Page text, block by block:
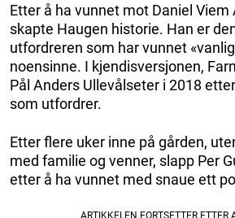
Etter å ha vunnet mot Daniel Viem
skapte Haugen historie. Han er
utfordreren som har vunnet
noensinne. I kjendisversjonen,
Pål Anders Ullevålseter i 2018
som utfordrer.
Etter flere uker inne på gården,
med familie og venner, slapp Per
etter å ha vunnet med snaue ett